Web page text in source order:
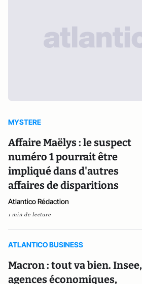
MYSTERE
Affaire Maëlys : le suspect
numéro 1 pourrait être
impliqué dans d'autres
affaires de disparitions
Atlantico Rédaction
1 min de lecture
ATLANTICO BUSINESS
Macron : tout va bien. Insee,
agences économiques,